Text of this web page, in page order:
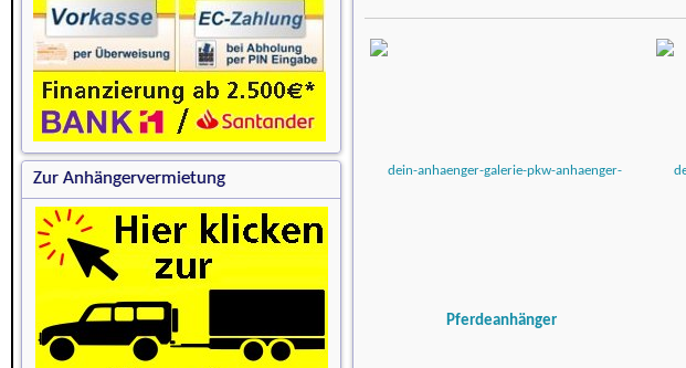
Zur Anhängervermietung
Pferdeanhänger